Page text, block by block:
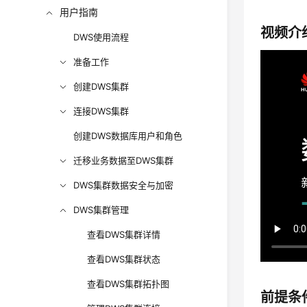
用户指南
DWS使用流程
准备工作
创建DWS集群
连接DWS集群
创建DWS数据库用户和角色
迁移业务数据至DWS集群
DWS集群数据安全与加密
DWS集群管理
查看DWS集群详情
查看DWS集群状态
查看DWS集群拓扑图
视频介
前提条